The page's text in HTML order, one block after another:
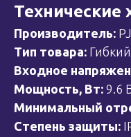
Технические
Производитель:
Тип товара:
Входное
Мощность, Вт: 9.6
Минимальный
Степень защиты: